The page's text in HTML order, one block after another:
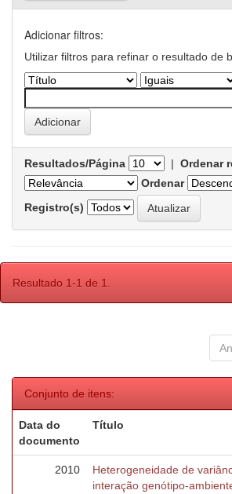
Adicionar filtros:
Utilizar filtros para refinar o resultado de
Resultados/Página | Ordenar
Ordenar
Registro(s)
Resultado 1-1 de 1.
Conjunto de itens:
Data do
documento
Título
2010
Heterogeneidade de
interação genótipo-